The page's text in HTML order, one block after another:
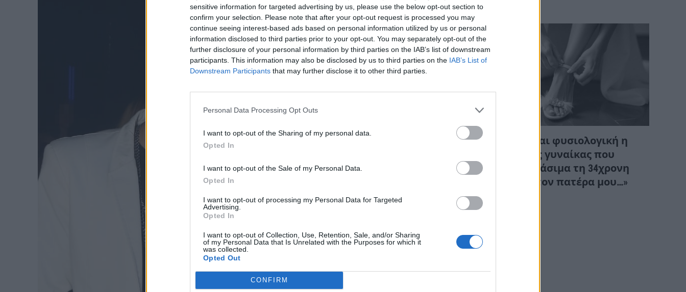
sensitive information for targeted advertising by us, please use the below opt-out section to
confirm your selection. Please note that after your opt-out request is processed you may
continue seeing interest-based ads based on personal information utilized by us or personal
information disclosed to third parties prior to your opt-out. You may separately opt-out of the
further disclosure of your personal information by third parties on the IAB’s list of downstream
participants. This information may also be disclosed by us to third parties on the IAB’s List of
Downstream Participants that may further disclose it to other third parties.
Personal Data Processing Opt Outs
I want to opt-out of the Sharing of my personal data.
Opted In
I want to opt-out of the Sale of my Personal Data.
Opted In
I want to opt-out of processing my Personal Data for Targeted
Advertising.
Opted In
I want to opt-out of Collection, Use, Retention, Sale, and/or Sharing
of my Personal Data that Is Unrelated with the Purposes for which it
was collected.
Opted Out
CONFIRM
Πιστεύετε είναι φυσιολογική η
αντίδραση της γυναίκας που
παρέσυρε θανάσιμα τη 34χρονη
νύφη; «Θέλω τον πατέρα μου…»
(Βίντεο)